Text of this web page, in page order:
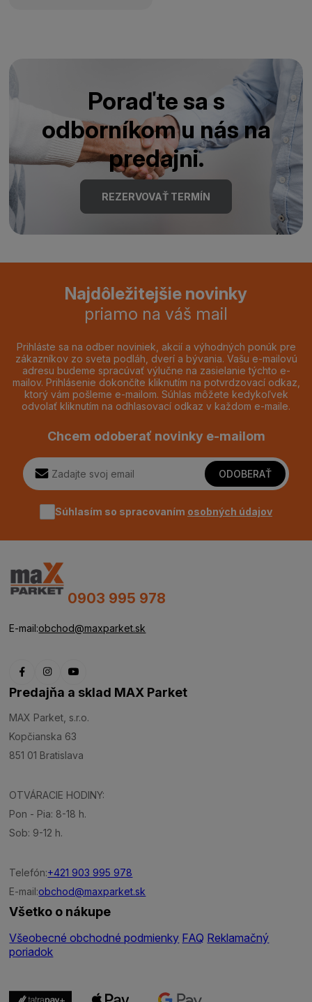
Poraďte sa s
odborníkom u nás na
predajni.
REZERVOVAŤ TERMÍN
Najdôležitejšie novinky
priamo na váš mail
Prihláste sa na odber noviniek, akcií a výhodných ponúk pre
zákazníkov zo sveta podláh, dverí a bývania. Vašu e-mailovú
adresu budeme spracúvať výlučne na zasielanie týchto e-
mailov. Prihlásenie dokončíte kliknutím na potvrdzovací odkaz,
ktorý vám pošleme e-mailom. Súhlas môžete kedykoľvek
odvolať kliknutím na odhlasovací odkaz v každom e-maile.
Chcem odoberať novinky e-mailom
ODOBERAŤ
Súhlasím so spracovaním osobných údajov
0903 995 978
E-mail:obchod@maxparket.sk
Predajňa a sklad MAX Parket
MAX Parket, s.r.o.
Kopčianska 63
851 01 Bratislava
OTVÁRACIE HODINY:
Pon - Pia: 8-18 h.
Sob: 9-12 h.
Telefón:+421 903 995 978
E-mail:obchod@maxparket.sk
Všetko o nákupe
Všeobecné obchodné podmienky FAQ Reklamačný
poriadok